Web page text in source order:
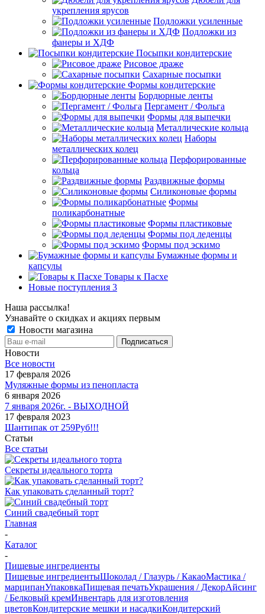
укрепления ярусов
Подложки усиленные
Подложки из
фанеры и ХДФ
Посыпки кондитерские
Рисовое драже
Сахарные посыпки
Формы кондитерские
Бордюрные ленты
Пергамент / Фольга
Формы для выпечки
Металлические кольца
Наборы
металлических колец
Перфорированные
кольца
Раздвижные формы
Силиконовые формы
Формы
поликарбонатные
Формы пластиковые
Формы под леденцы
Формы под эскимо
Бумажные формы и
капсулы
Товары к Пасхе
Новые поступления 3
Наша рассылка!
Узнавайте о скидках и акциях первым
Новости магазина
Новости
Все новости
17 февраля 2026
Муляжные формы из пенопласта
6 января 2026
7 января 2026г. - ВЫХОДНОЙ
17 февраля 2023
Шантипак от 259Руб!!!
Статьи
Все статьи
Секреты идеального торта
Как упаковать сделанный торт?
Синий свадебный торт
Главная
-
Каталог
-
Пищевые ингредиенты
Пищевые ингредиентыШоколад / Глазурь / КакаоМастика /
марципанУпаковкаПищевая печатьУкрашения / ДекорАйсинг
/ Белковый кремИнвентарь для изготовления
цветовКондитерские мешки и насадкиКондитерский